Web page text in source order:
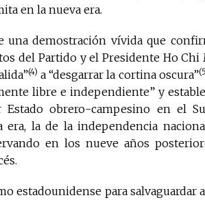
en la nueva era.
una demostración vívida que
del Partido y el Presidente Ho Chi
(4) a “desgarrar la cortina oscura”
libre e independiente” y
obrero-campesino en el
era, la de la independencia
en los nueve años
estadounidense para salvaguardar